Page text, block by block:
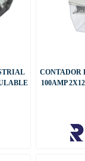
CONTADOR
100AMP